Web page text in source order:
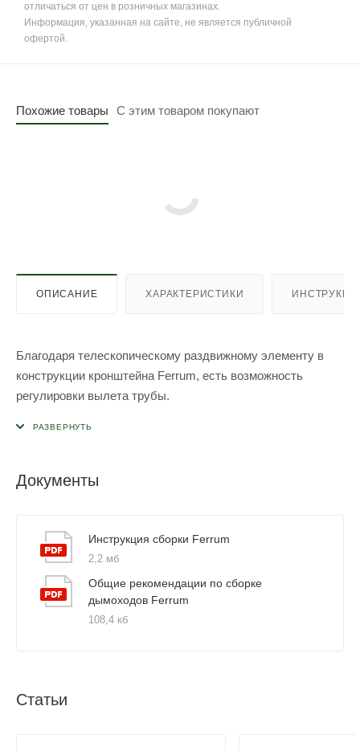
отличаться от цен в розничных магазинах.
Информация, указанная на сайте, не является публичной
офертой.
Похожие товары С этим товаром покупают
ОПИСАНИЕ ХАРАКТЕРИСТИКИ
Благодаря телескопическому раздвижному элементу в
конструкции кронштейна Ferrum, есть возможность
регулировки вылета трубы.
Документы
Инструкция сборки Ferrum
2,2 мб
Общие рекомендации по сборке
дымоходов Ferrum
108,4 кб
Статьи